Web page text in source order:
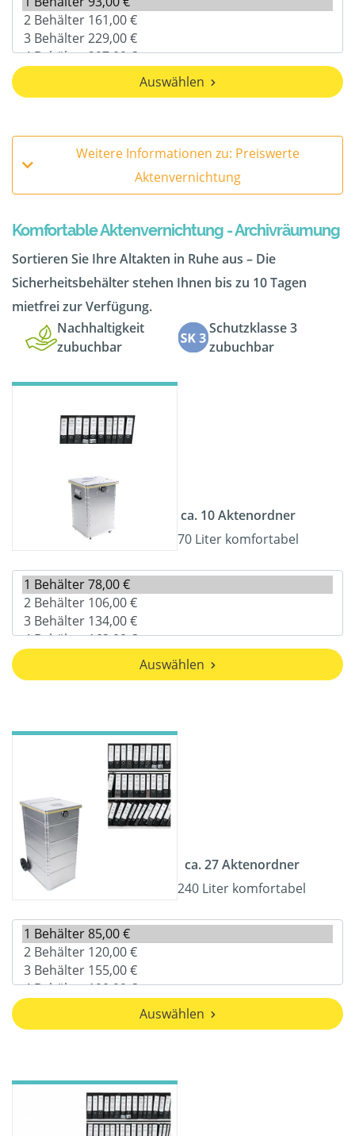
Auswählen
Weitere Informationen zu: Preiswerte
Aktenvernichtung
Komfortable Aktenvernichtung - Archivräumung
Sortieren Sie Ihre Altakten in Ruhe aus – Die
Sicherheitsbehälter stehen Ihnen bis zu 10 Tagen
mietfrei zur Verfügung.
Nachhaltigkeit
zubuchbar
Schutzklasse 3
zubuchbar
ca. 10 Aktenordner
70 Liter komfortabel
Auswählen
ca. 27 Aktenordner
240 Liter komfortabel
Auswählen